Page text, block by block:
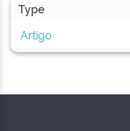
Type
Artigo